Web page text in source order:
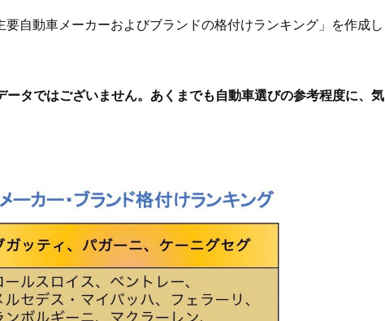
自動車メーカーおよびブランドの格付けランキング」を作成し
ータではございません。あくまでも自動車選びの参考程度に、気